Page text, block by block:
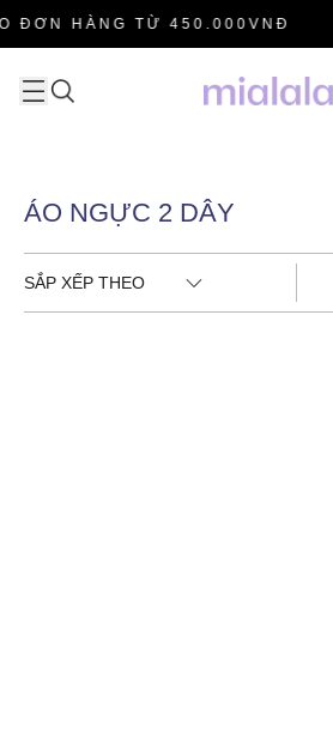
ĐƠN HÀNG TỪ 450.000VNĐ
ÁO NGỰC 2 DÂY
SẮP XẾP THEO